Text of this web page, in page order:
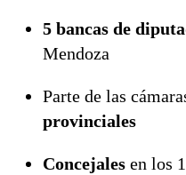
5 bancas de
Mendoza
Parte de las
provinciales
Concejales en los